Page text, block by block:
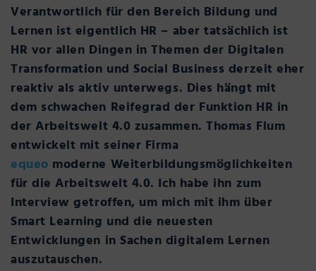
Verantwortlich für den Bereich Bildung und
Lernen ist eigentlich HR – aber tatsächlich ist
HR vor allen Dingen in Themen der Digitalen
Transformation und Social Business derzeit eher
reaktiv als aktiv unterwegs. Dies hängt mit
dem schwachen Reifegrad der Funktion HR in
der Arbeitswelt 4.0 zusammen. Thomas Flum
entwickelt mit seiner Firma
equeo moderne Weiterbildungsmöglichkeiten
für die Arbeitswelt 4.0. Ich habe ihn zum
Interview getroffen, um mich mit ihm über
Smart Learning und die neuesten
Entwicklungen in Sachen digitalem Lernen
auszutauschen.